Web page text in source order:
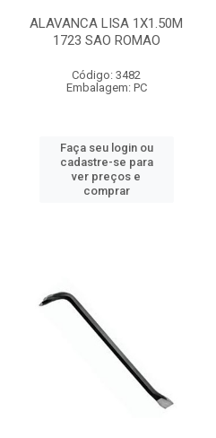
ALAVANCA LISA 1X1.50M
1723 SAO ROMAO
Código: 3482
Embalagem: PC
Faça seu login ou
cadastre-se para
ver preços e
comprar